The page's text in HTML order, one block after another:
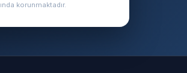
korunmaktadır.